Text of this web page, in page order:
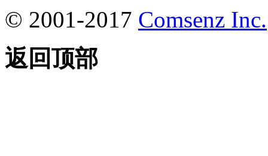
© 2001-2017 Comsenz Inc.
返回顶部